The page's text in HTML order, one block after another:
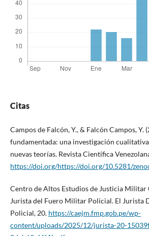
Citas
Campos de Falcón, Y., & Falcón Campos, Y.
fundamentada: una investigación
nuevas teorías. Revista Científica
https://doi.org/https://doi.org/10.5281/
Centro de Altos Estudios de Justicia Militar
Jurista del Fuero Militar Policial. El Jurista
Policial, 20. https://caejm.fmp.gob.pe/wp-
content/uploads/2025/12/jurista-20-